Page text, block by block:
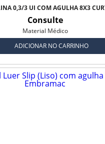
Consulte
Material Médico
ADICIONAR NO CARRINHO